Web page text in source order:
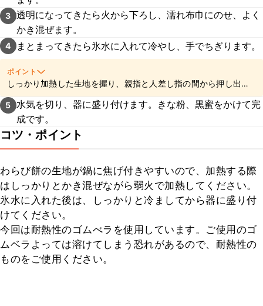
3 透明になってきたら火から下ろし、濡れ布巾にのせ、よく
かき混ぜます。
4 まとまってきたら氷水に入れて冷やし、手でちぎります。
ポイント
しっかり加熱した生地を握り、親指と人差し指の間から押し出
し、もう片方の手でひねるようにちぎると綺麗な形になります。
5 水気を切り、器に盛り付けます。きな粉、黒蜜をかけて完
成です。
コツ・ポイント
わらび餅の生地が鍋に焦げ付きやすいので、加熱する際
はしっかりとかき混ぜながら弱火で加熱してください。
氷水に入れた後は、しっかりと冷ましてから器に盛り付
けてください。
今回は耐熱性のゴムべラを使用しています。ご使用のゴ
ムベラよっては溶けてしまう恐れがあるので、耐熱性の
ものをご使用ください。